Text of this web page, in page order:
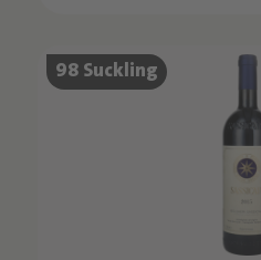
SCHATZKAMMER
SEHR LIMITIERT
98 Suckling